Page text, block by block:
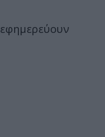
εφημερεύουν